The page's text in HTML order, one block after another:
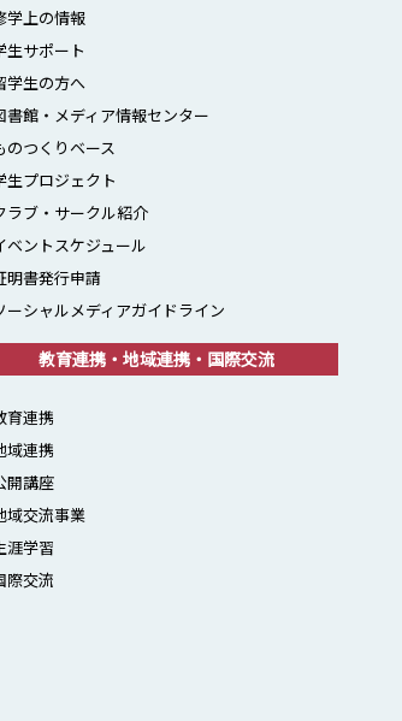
学上の情報
生サポート
学生の方へ
書館・メディア情報センター
のつくりベース
生プロジェクト
ラブ・サークル紹介
ベントスケジュール
明書発行申請
ーシャルメディアガイドライン
教育連携・地域連携・国際交流
育連携
域連携
開講座
域交流事業
涯学習
際交流